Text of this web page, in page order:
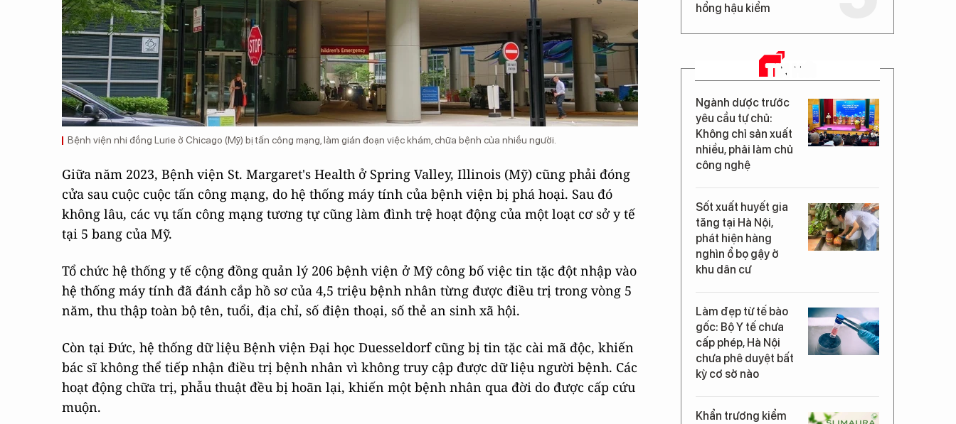
Bệnh viện nhi đồng Lurie ở Chicago (Mỹ) bị tấn công mạng, làm gián đoạn việc khám, chữa bệnh của nhiều người.
Giữa năm 2023, Bệnh viện St. Margaret's Health ở Spring Valley, Illinois (Mỹ) cũng phải đóng
cửa sau cuộc cuộc tấn công mạng, do hệ thống máy tính của bệnh viện bị phá hoại. Sau đó
không lâu, các vụ tấn công mạng tương tự cũng làm đình trệ hoạt động của một loạt cơ sở y tế
tại 5 bang của Mỹ.
Tổ chức hệ thống y tế cộng đồng quản lý 206 bệnh viện ở Mỹ công bố việc tin tặc đột nhập vào
hệ thống máy tính đã đánh cắp hồ sơ của 4,5 triệu bệnh nhân từng được điều trị trong vòng 5
năm, thu thập toàn bộ tên, tuổi, địa chỉ, số điện thoại, số thẻ an sinh xã hội.
Còn tại Đức, hệ thống dữ liệu Bệnh viện Đại học Duesseldorf cũng bị tin tặc cài mã độc, khiến
bác sĩ không thể tiếp nhận điều trị bệnh nhân vì không truy cập được dữ liệu người bệnh. Các
hoạt động chữa trị, phẫu thuật đều bị hoãn lại, khiến một bệnh nhân qua đời do được cấp cứu
muộn.
hổng hậu kiểm
TIN MỚI
Ngành dược trước
yêu cầu tự chủ:
Không chỉ sản xuất
nhiều, phải làm chủ
công nghệ
Sốt xuất huyết gia
tăng tại Hà Nội,
phát hiện hàng
nghìn ổ bọ gậy ở
khu dân cư
Làm đẹp từ tế bào
gốc: Bộ Y tế chưa
cấp phép, Hà Nội
chưa phê duyệt bất
kỳ cơ sở nào
Khẩn trương kiểm